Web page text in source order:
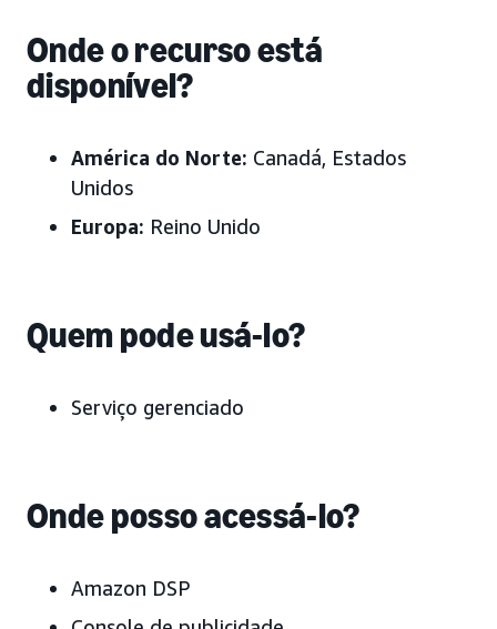
Onde o recurso está
disponível?
América do Norte: Canadá, Estados
Unidos
Europa: Reino Unido
Quem pode usá-lo?
Serviço gerenciado
Onde posso acessá-lo?
Amazon DSP